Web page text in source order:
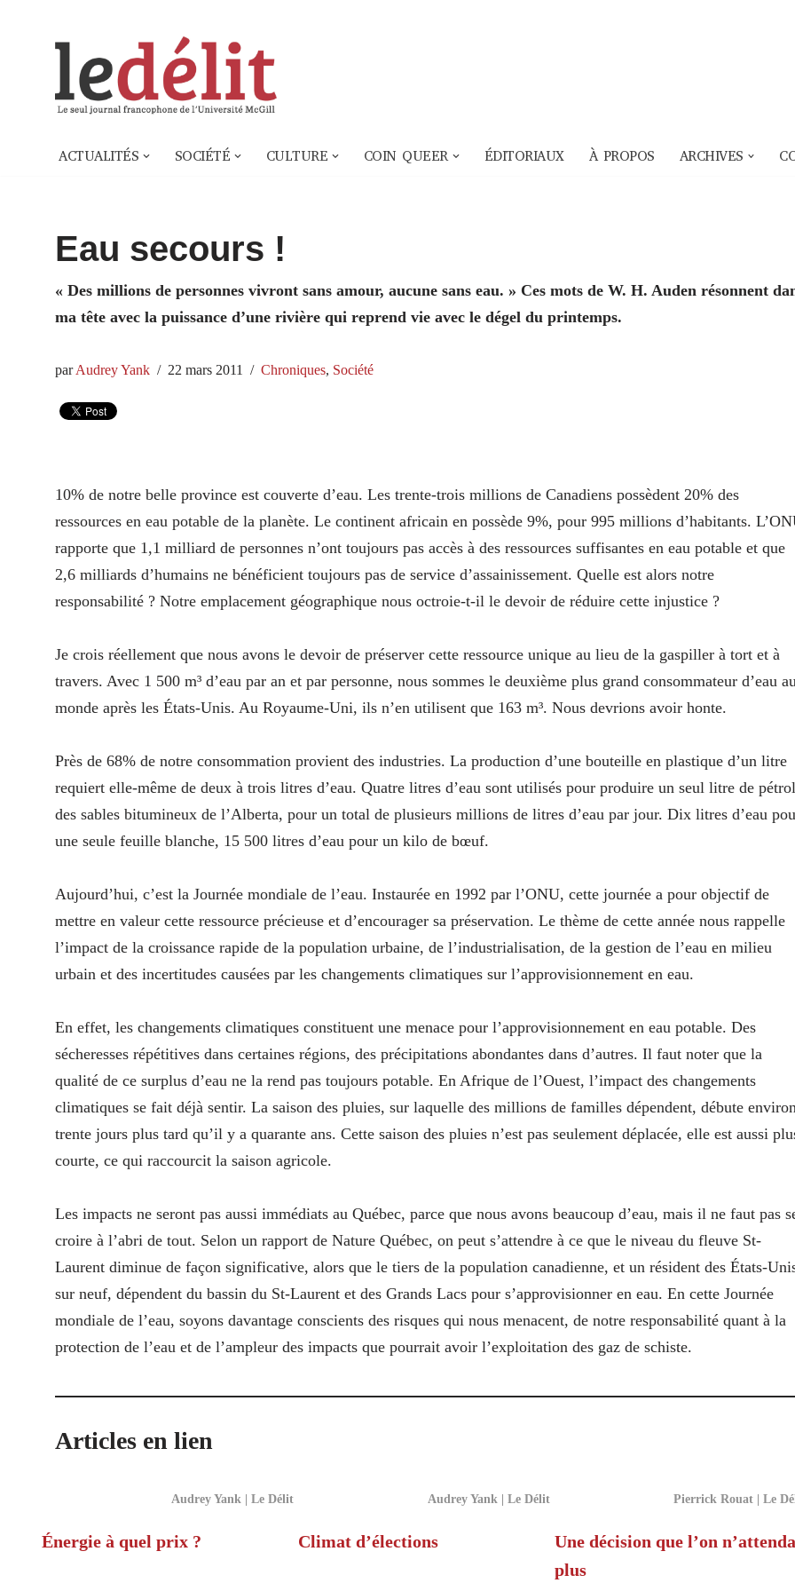
ACTUALITÉS SOCIÉTÉ CULTURE COIN QUEER ÉDITORIAUX À PROPOS ARCHIVES
Eau secours !
« Des millions de personnes vivront sans amour, aucune sans eau. » Ces mots de W. H. Auden résonnent
ma tête avec la puissance d’une rivière qui reprend vie avec le dégel du printemps.
parAudrey Yank 22 mars 2011 Chroniques, Société
10% de notre belle province est couverte d’eau. Les trente-trois millions de Canadiens possèdent 20% des
ressources en eau potable de la planète. Le continent africain en possède 9%, pour 995 millions d’habitants.
rapporte que 1,1 milliard de personnes n’ont toujours pas accès à des ressources suffisantes en eau potable et que
2,6 milliards d’humains ne bénéficient toujours pas de service d’assainissement. Quelle est alors notre
responsabilité ? Notre emplacement géographique nous octroie-t-il le devoir de réduire cette injustice ?
Je crois réellement que nous avons le devoir de préserver cette ressource unique au lieu de la gaspiller à tort et à
travers. Avec 1 500 m³ d’eau par an et par personne, nous sommes le deuxième plus grand consommateur d’eau
monde après les États-Unis. Au Royaume-Uni, ils n’en utilisent que 163 m³. Nous devrions avoir honte.
Près de 68% de notre consommation provient des industries. La production d’une bouteille en plastique d’un litre
requiert elle-même de deux à trois litres d’eau. Quatre litres d’eau sont utilisés pour produire un seul litre de
des sables bitumineux de l’Alberta, pour un total de plusieurs millions de litres d’eau par jour. Dix litres d’eau
une seule feuille blanche, 15 500 litres d’eau pour un kilo de bœuf.
Aujourd’hui, c’est la Journée mondiale de l’eau. Instaurée en 1992 par l’ONU, cette journée a pour objectif de
mettre en valeur cette ressource précieuse et d’encourager sa préservation. Le thème de cette année nous rappelle
l’impact de la croissance rapide de la population urbaine, de l’industrialisation, de la gestion de l’eau en milieu
urbain et des incertitudes causées par les changements climatiques sur l’approvisionnement en eau.
En effet, les changements climatiques constituent une menace pour l’approvisionnement en eau potable. Des
sécheresses répétitives dans certaines régions, des précipitations abondantes dans d’autres. Il faut noter que la
qualité de ce surplus d’eau ne la rend pas toujours potable. En Afrique de l’Ouest, l’impact des changements
climatiques se fait déjà sentir. La saison des pluies, sur laquelle des millions de familles dépendent, débute
trente jours plus tard qu’il y a quarante ans. Cette saison des pluies n’est pas seulement déplacée, elle est aussi
courte, ce qui raccourcit la saison agricole.
Les impacts ne seront pas aussi immédiats au Québec, parce que nous avons beaucoup d’eau, mais il ne faut pas
croire à l’abri de tout. Selon un rapport de Nature Québec, on peut s’attendre à ce que le niveau du fleuve St-
Laurent diminue de façon significative, alors que le tiers de la population canadienne, et un résident des États-
sur neuf, dépendent du bassin du St-Laurent et des Grands Lacs pour s’approvisionner en eau. En cette Journée
mondiale de l’eau, soyons davantage conscients des risques qui nous menacent, de notre responsabilité quant à la
protection de l’eau et de l’ampleur des impacts que pourrait avoir l’exploitation des gaz de schiste.
Articles en lien
Audrey Yank | Le Délit
Énergie à quel prix ?
Audrey Yank | Le Délit
Climat d’élections
Pierrick Rouat | Le
Une décision que l’on
plus